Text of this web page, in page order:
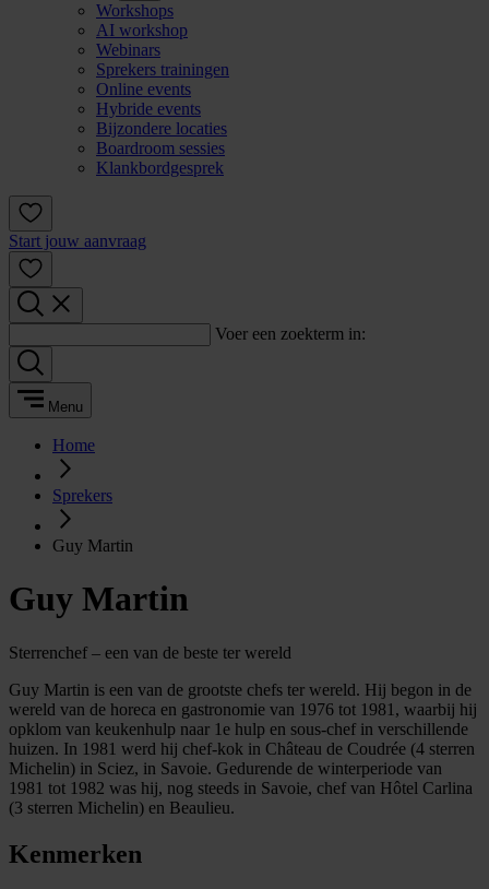
Workshops
AI workshop
Webinars
Sprekers trainingen
Online events
Hybride events
Bijzondere locaties
Boardroom sessies
Klankbordgesprek
Start jouw aanvraag
Voer een zoekterm in:
Menu
Home
Sprekers
Guy Martin
Guy Martin
Sterrenchef – een van de beste ter wereld
Guy Martin is een van de grootste chefs ter wereld. Hij begon in de
wereld van de horeca en gastronomie van 1976 tot 1981, waarbij hij
opklom van keukenhulp naar 1e hulp en sous-chef in verschillende
huizen. In 1981 werd hij chef-kok in Château de Coudrée (4 sterren
Michelin) in Sciez, in Savoie. Gedurende de winterperiode van
1981 tot 1982 was hij, nog steeds in Savoie, chef van Hôtel Carlina
(3 sterren Michelin) en Beaulieu.
Kenmerken